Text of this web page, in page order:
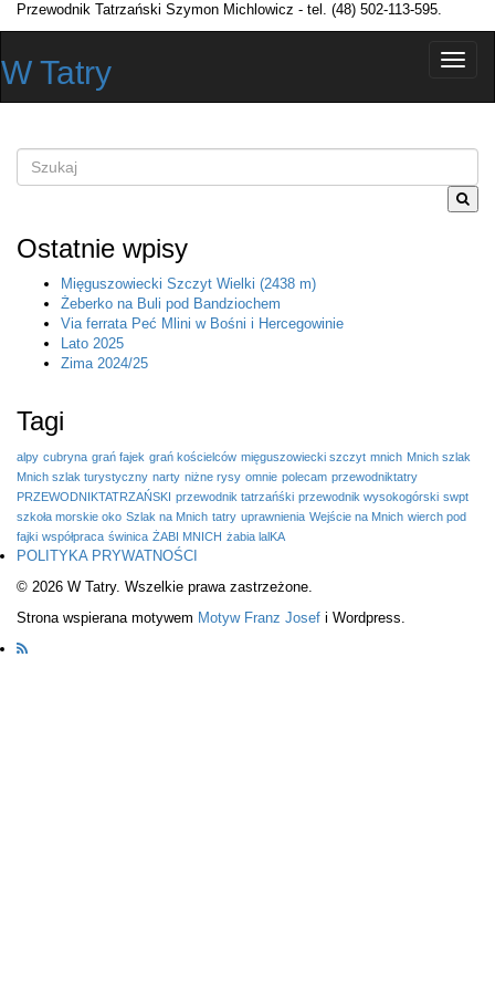
Przewodnik Tatrzański Szymon Michlowicz - tel. (48) 502-113-595.
W Tatry
Szukane
słowo
Ostatnie wpisy
Mięguszowiecki Szczyt Wielki (2438 m)
Żeberko na Buli pod Bandziochem
Via ferrata Peć Mlini w Bośni i Hercegowinie
Lato 2025
Zima 2024/25
Tagi
alpy cubryna grań fajek grań kościelców mięguszowiecki szczyt mnich Mnich szlak
Mnich szlak turystyczny narty niżne rysy omnie polecam przewodniktatry
PRZEWODNIKTATRZAŃSKI przewodnik tatrzańśki przewodnik wysokogórski swpt
szkoła morskie oko Szlak na Mnich tatry uprawnienia Wejście na Mnich wierch pod
fajki współpraca świnica ŻABI MNICH żabia lalKA
POLITYKA PRYWATNOŚCI
© 2026 W Tatry. Wszelkie prawa zastrzeżone.
Strona wspierana motywem Motyw Franz Josef i Wordpress.